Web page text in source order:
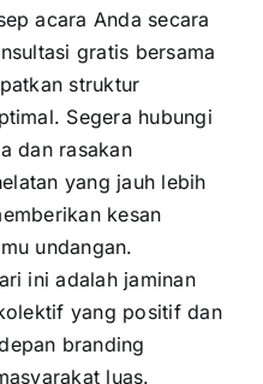
acara Anda secara
gratis bersama
struktur
Segera hubungi
dan rasakan
yang jauh lebih
kesan
undangan.
ini adalah jaminan
yang positif dan
branding
luas.